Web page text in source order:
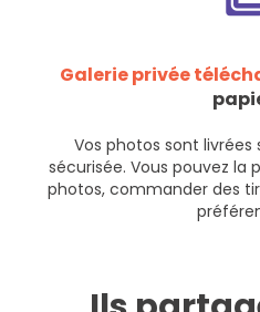
Galerie privée
Vos photos sont livrées
sécurisée. Vous pouvez la
photos, commander des